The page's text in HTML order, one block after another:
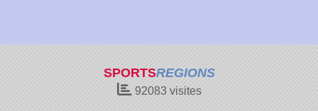
SPORTSREGIONS
92083visites